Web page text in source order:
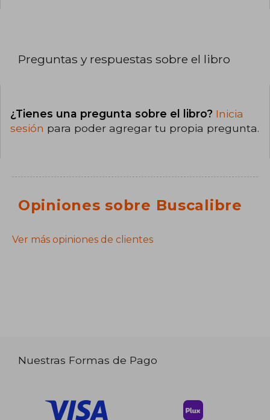
Preguntas y respuestas sobre el libro
¿Tienes una pregunta sobre el libro? Inicia
sesión para poder agregar tu propia pregunta.
Opiniones sobre Buscalibre
Ver más opiniones de clientes
Nuestras Formas de Pago